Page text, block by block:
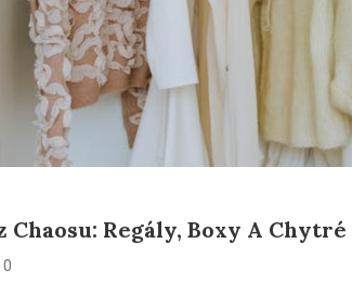
Chaosu: Regály, Boxy A
0